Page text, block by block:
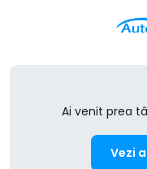
Ai venit prea
Vezi